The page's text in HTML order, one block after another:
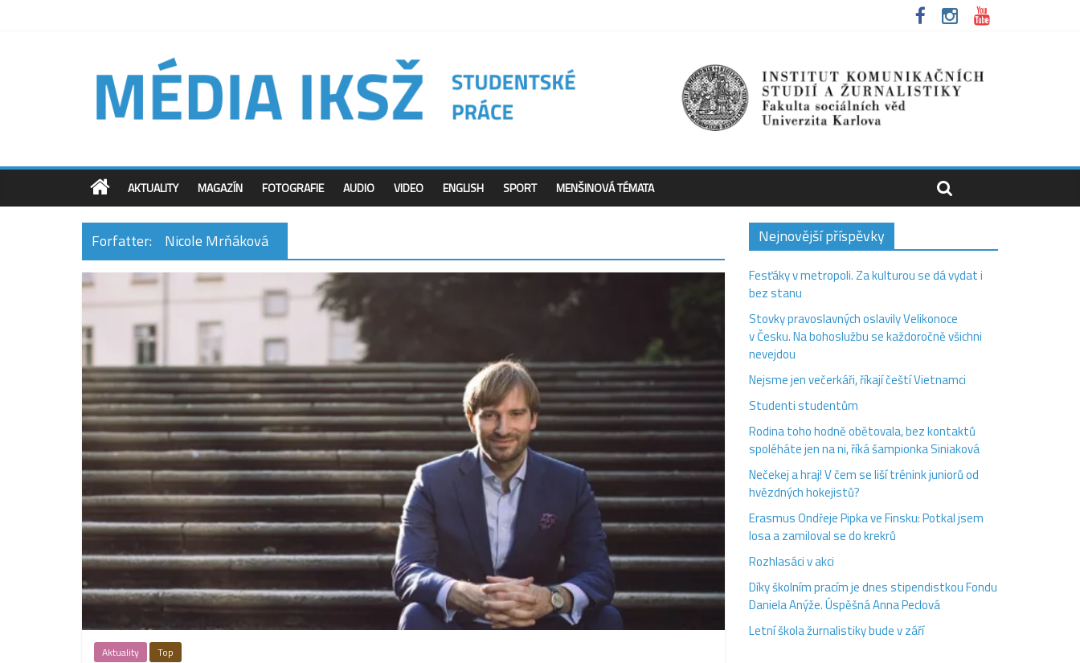
AKTUALITY MAGAZÍN FOTOGRAFIE AUDIO VIDEO ENGLISH SPORT MENŠINOVÁ TÉMATA
Forfatter: Nicole Mrňáková
Aktuality Top
Nejnovější příspěvky
Fesťáky v metropoli. Za kulturou se dá vydat i
bez stanu
Stovky pravoslavných oslavily Velikonoce
v Česku. Na bohoslužbu se každoročně všichni
nevejdou
Nejsme jen večerkáři, říkají čeští Vietnamci
Studenti studentům
Rodina toho hodně obětovala, bez kontaktů
spoléháte jen na ni, říká šampionka Siniaková
Nečekej a hraj! V čem se liší trénink juniorů od
hvězdných hokejistů?
Erasmus Ondřeje Pipka ve Finsku: Potkal jsem
losa a zamiloval se do krekrů
Rozhlasáci v akci
Díky školním pracím je dnes stipendistkou Fondu
Daniela Anýže. Úspěšná Anna Peclová
Letní škola žurnalistiky bude v září